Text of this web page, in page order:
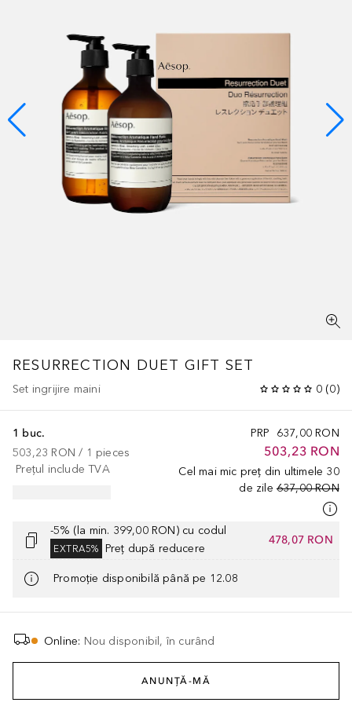
RESURRECTION DUET GIFT SET
Set ingrijire maini 0 (0)
PRP 637,00 RON
503,23 RON
Cel mai mic preț din ultimele 30
de zile 637,00 RON
1 buc.
503,23 RON / 1 pieces
Prețul include TVA
-5% (la min. 399,00 RON) cu codul
EXTRA5% Preț după reducere
478,07 RON
Promoție disponibilă până pe 12.08
Online: Nou disponibil, în curând
ANUNȚĂ-MĂ